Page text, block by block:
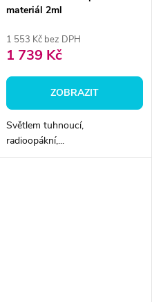
materiál 2ml
1 553 Kč bez DPH
1 739 Kč
ZOBRAZIT
Světlem tuhnoucí,
radioopákní,...